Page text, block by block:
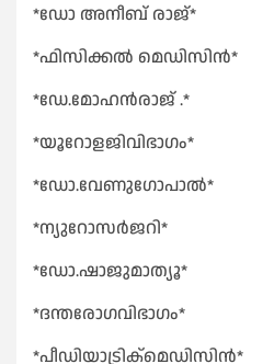
*ഡോ അനീബ് രാജ്*
*ഫിസിക്കൽ മെഡിസിൻ*
*ഡേ.മോഹൻരാജ് .*
*യൂറോളജിവിഭാഗം*
*ഡോ.വേണുഗോപാൽ*
*ന്യുറോസർജറി*
*ഡോ.ഷാജുമാത്യൂ*
*ദന്തരോഗവിഭാഗം*
*പീഡിയാട്രിക്മെഡിസിൻ*